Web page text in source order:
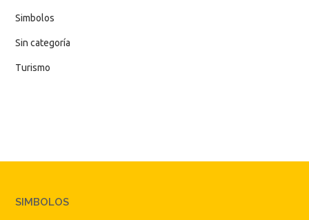
Simbolos
Sin categoría
Turismo
SIMBOLOS